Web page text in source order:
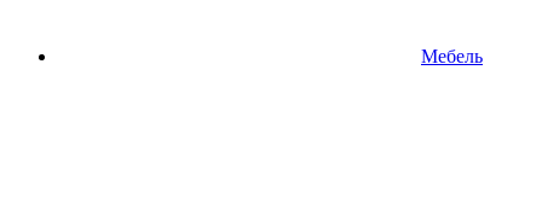
Мебель